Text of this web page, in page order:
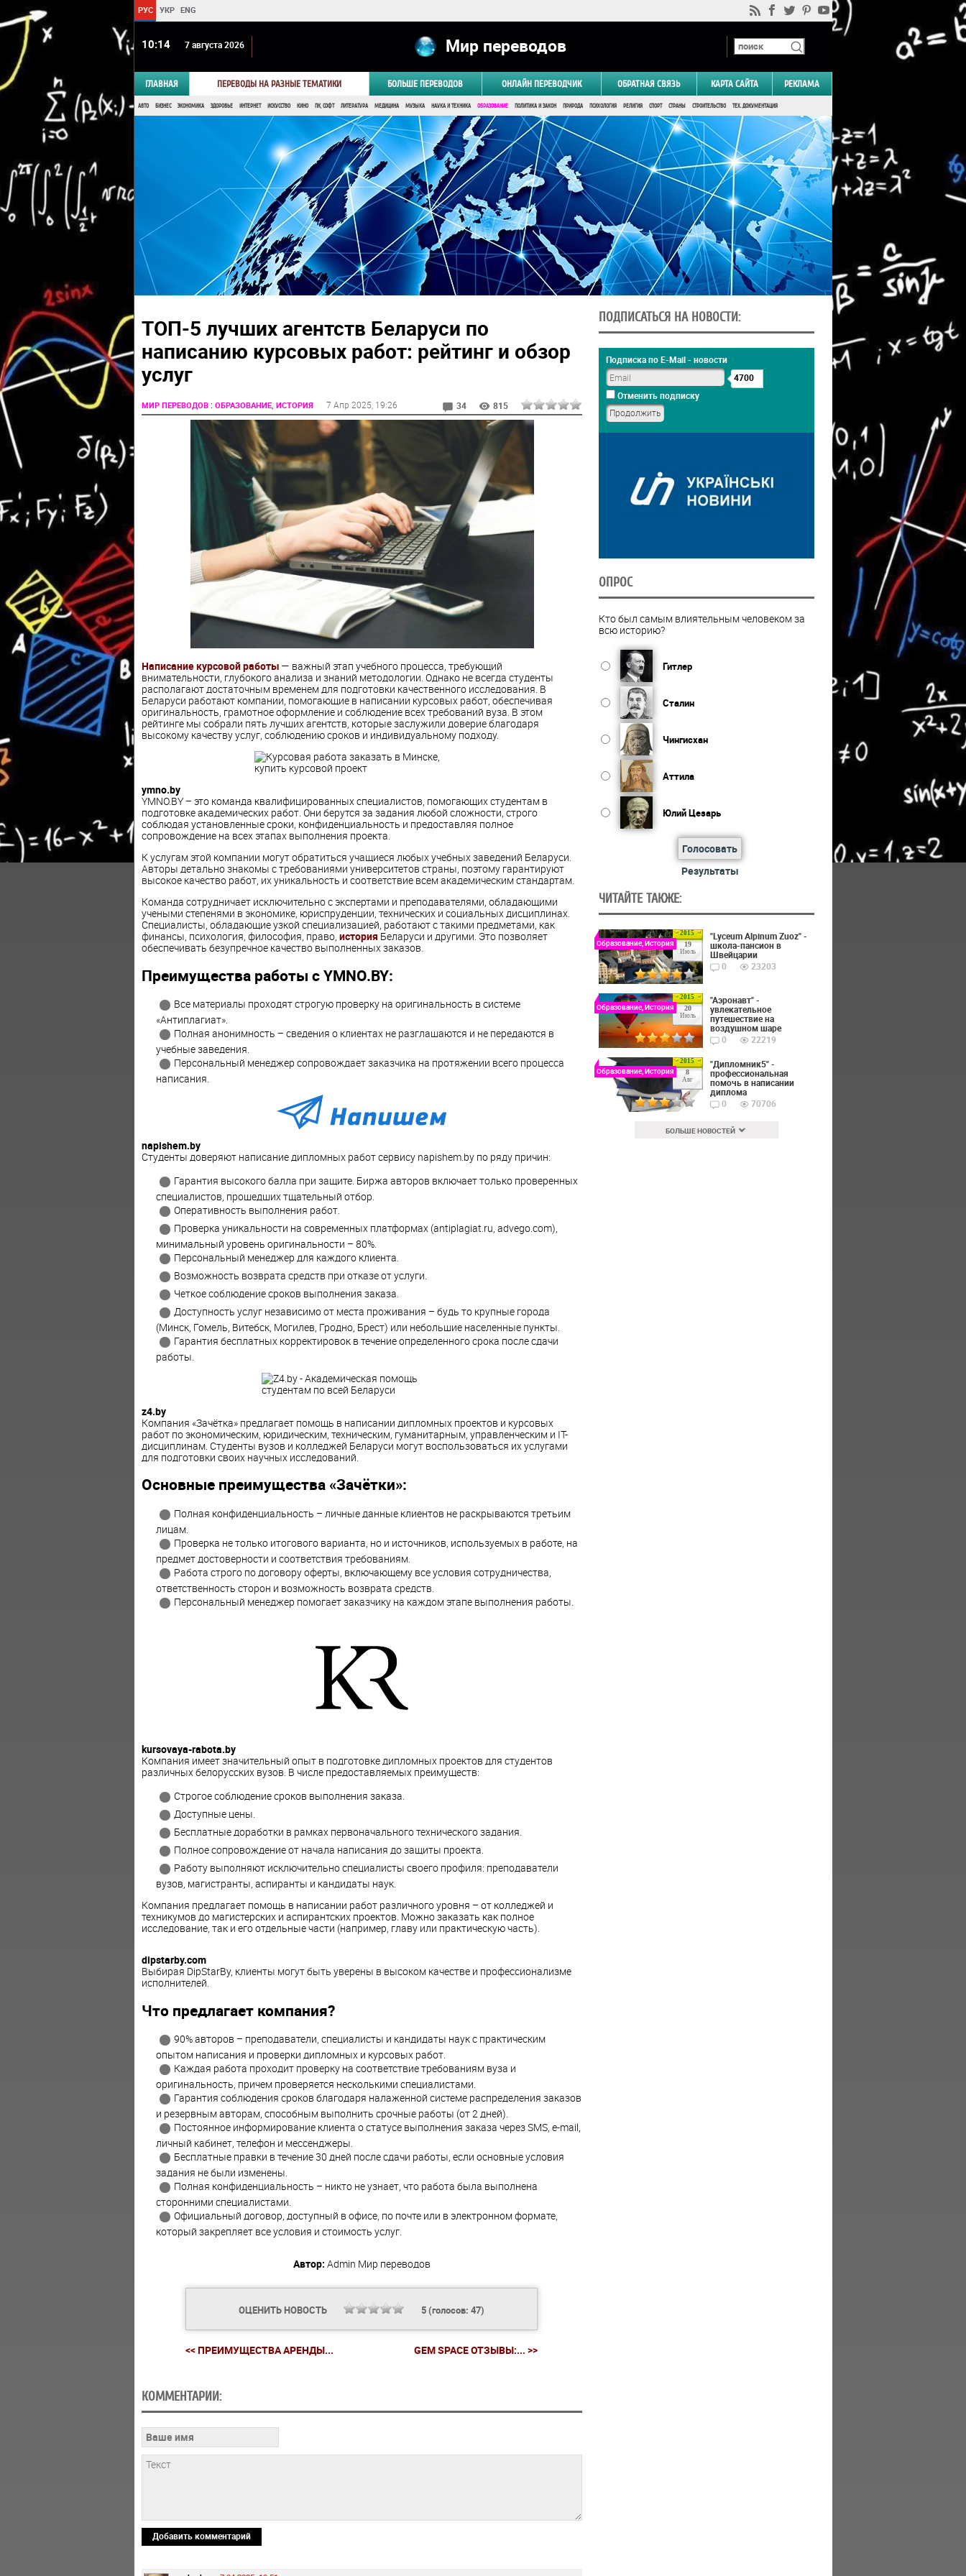
РУС УКР ENG
10:14 7 августа 2026 Мир переводов
ГЛАВНАЯ ПЕРЕВОДЫ НА РАЗНЫЕ ТЕМАТИКИ БОЛЬШЕ ПЕРЕВОДОВ ОНЛАЙН ПЕРЕВОДЧИК ОБРАТНАЯ СВЯЗЬ КАРТА САЙТА РЕКЛАМА
АВТО БИЗНЕС ЭКОНОМИКА ЗДОРОВЬЕ ИНТЕРНЕТ ИСКУССТВО КИНО ПК, СОФТ ЛИТЕРАТУРА МЕДИЦИНА МУЗЫКА НАУКА И ТЕХНИКА ОБРАЗОВАНИЕ ПОЛИТИКА И ЗАКОН ПРИРОДА ПСИХОЛОГИЯ РЕЛИГИЯ СПОРТ СТРАНЫ СТРОИТЕЛЬСТВО ТЕХ. ДОКУМЕНТАЦИЯ
ТОП-5 лучших агентств Беларуси по
написанию курсовых работ: рейтинг и обзор
услуг
МИР ПЕРЕВОДОВ: ОБРАЗОВАНИЕ, ИСТОРИЯ 7 Апр 2025 , 19:26 34 815
Написание курсовой работы — важный этап учебного процесса, требующий
внимательности, глубокого анализа и знаний методологии. Однако не всегда студенты
располагают достаточным временем для подготовки качественного исследования. В
Беларуси работают компании, помогающие в написании курсовых работ, обеспечивая
оригинальность, грамотное оформление и соблюдение всех требований вуза. В этом
рейтинге мы собрали пять лучших агентств, которые заслужили доверие благодаря
высокому качеству услуг, соблюдению сроков и индивидуальному подходу.
ymno.by
YMNO.BY – это команда квалифицированных специалистов, помогающих студентам в
подготовке академических работ. Они берутся за задания любой сложности, строго
соблюдая установленные сроки, конфиденциальность и предоставляя полное
сопровождение на всех этапах выполнения проекта.
К услугам этой компании могут обратиться учащиеся любых учебных заведений Беларуси.
Авторы детально знакомы с требованиями университетов страны, поэтому гарантируют
высокое качество работ, их уникальность и соответствие всем академическим стандартам.
Команда сотрудничает исключительно с экспертами и преподавателями, обладающими
учеными степенями в экономике, юриспруденции, технических и социальных дисциплинах.
Специалисты, обладающие узкой специализацией, работают с такими предметами, как
финансы, психология, философия, право, история Беларуси и другими. Это позволяет
обеспечивать безупречное качество выполненных заказов.
Преимущества работы с YMNO.BY:
Все материалы проходят строгую проверку на оригинальность в системе
«Антиплагиат».
Полная анонимность – сведения о клиентах не разглашаются и не передаются в
учебные заведения.
Персональный менеджер сопровождает заказчика на протяжении всего процесса
написания.
napishem.by
Студенты доверяют написание дипломных работ сервису napishem.by по ряду причин:
Гарантия высокого балла при защите. Биржа авторов включает только проверенных
специалистов, прошедших тщательный отбор.
Оперативность выполнения работ.
Проверка уникальности на современных платформах (antiplagiat.ru, advego.com),
минимальный уровень оригинальности – 80%.
Персональный менеджер для каждого клиента.
Возможность возврата средств при отказе от услуги.
Четкое соблюдение сроков выполнения заказа.
Доступность услуг независимо от места проживания – будь то крупные города
(Минск, Гомель, Витебск, Могилев, Гродно, Брест) или небольшие населенные пункты.
Гарантия бесплатных корректировок в течение определенного срока после сдачи
работы.
z4.by
Компания «Зачётка» предлагает помощь в написании дипломных проектов и курсовых
работ по экономическим, юридическим, техническим, гуманитарным, управленческим и IT-
дисциплинам. Студенты вузов и колледжей Беларуси могут воспользоваться их услугами
для подготовки своих научных исследований.
Основные преимущества «Зачётки»:
Полная конфиденциальность – личные данные клиентов не раскрываются третьим
лицам.
Проверка не только итогового варианта, но и источников, используемых в работе, на
предмет достоверности и соответствия требованиям.
Работа строго по договору оферты, включающему все условия сотрудничества,
ответственность сторон и возможность возврата средств.
Персональный менеджер помогает заказчику на каждом этапе выполнения работы.
kursovaya-rabota.by
Компания имеет значительный опыт в подготовке дипломных проектов для студентов
различных белорусских вузов. В числе предоставляемых преимуществ:
Строгое соблюдение сроков выполнения заказа.
Доступные цены.
Бесплатные доработки в рамках первоначального технического задания.
Полное сопровождение от начала написания до защиты проекта.
Работу выполняют исключительно специалисты своего профиля: преподаватели
вузов, магистранты, аспиранты и кандидаты наук.
Компания предлагает помощь в написании работ различного уровня – от колледжей и
техникумов до магистерских и аспирантских проектов. Можно заказать как полное
исследование, так и его отдельные части (например, главу или практическую часть).
dipstarby.com
Выбирая DipStarBy, клиенты могут быть уверены в высоком качестве и профессионализме
исполнителей.
Что предлагает компания?
90% авторов – преподаватели, специалисты и кандидаты наук с практическим
опытом написания и проверки дипломных и курсовых работ.
Каждая работа проходит проверку на соответствие требованиям вуза и
оригинальность, причем проверяется несколькими специалистами.
Гарантия соблюдения сроков благодаря налаженной системе распределения заказов
и резервным авторам, способным выполнить срочные работы (от 2 дней).
Постоянное информирование клиента о статусе выполнения заказа через SMS, e-mail,
личный кабинет, телефон и мессенджеры.
Бесплатные правки в течение 30 дней после сдачи работы, если основные условия
задания не были изменены.
Полная конфиденциальность – никто не узнает, что работа была выполнена
сторонними специалистами.
Официальный договор, доступный в офисе, по почте или в электронном формате,
который закрепляет все условия и стоимость услуг.
Автор: Admin Мир переводов
ОЦЕНИТЬ НОВОСТЬ 5(голосов: 47)
<< ПРЕИМУЩЕСТВА АРЕНДЫ... GEM SPACE ОТЗЫВЫ:... >>
КОММЕНТАРИИ:
Добавить комментарий
ПОДПИСАТЬСЯ НА НОВОСТИ:
Подписка по E-Mail - новости
4700
Отменить подписку
ОПРОС
Кто был самым влиятельным человеком за
всю историю?
Гитлер
Сталин
Чингисхан
Аттила
Юлий Цезарь
Голосовать
Результаты
ЧИТАЙТЕ ТАКЖЕ:
2015
19
Июль
Образование, История
"Lyceum Alpinum Zuoz" -
школа-пансион в
Швейцарии
0
23203
2015
20
Июль
Образование, История
"Аэронавт" -
увлекательное
путешествие на
воздушном шаре
0
22219
2015
8
Авг
Образование, История
"Дипломник5" -
профессиональная
помочь в написании
диплома
0
70706
БОЛЬШЕ НОВОСТЕЙ